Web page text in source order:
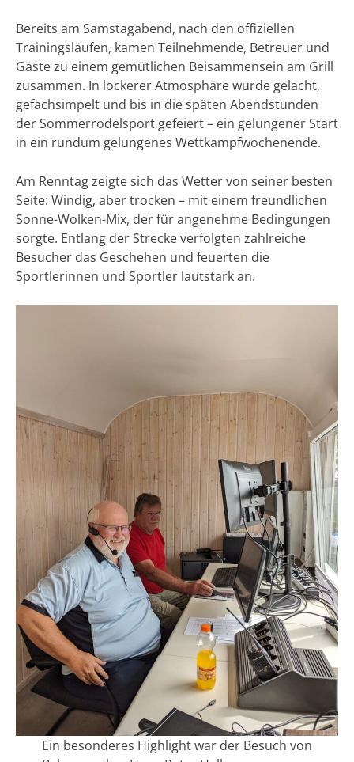
Bereits am Samstagabend, nach den offiziellen
Trainingsläufen, kamen Teilnehmende, Betreuer und
Gäste zu einem gemütlichen Beisammensein am Grill
zusammen. In lockerer Atmosphäre wurde gelacht,
gefachsimpelt und bis in die späten Abendstunden
der Sommerrodelsport gefeiert – ein gelungener Start
in ein rundum gelungenes Wettkampfwochenende.
Am Renntag zeigte sich das Wetter von seiner besten
Seite: Windig, aber trocken – mit einem freundlichen
Sonne-Wolken-Mix, der für angenehme Bedingungen
sorgte. Entlang der Strecke verfolgten zahlreiche
Besucher das Geschehen und feuerten die
Sportlerinnen und Sportler lautstark an.
Ein besonderes Highlight war der Besuch von